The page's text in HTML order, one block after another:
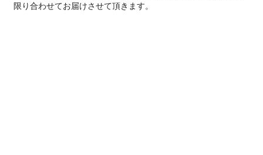
限り合わせてお届けさせて頂きます。